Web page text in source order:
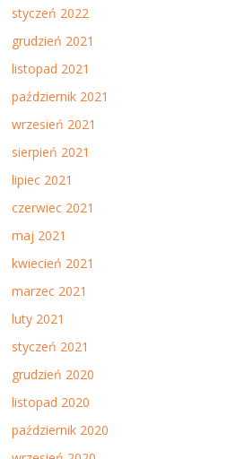
styczeń 2022
grudzień 2021
listopad 2021
październik 2021
wrzesień 2021
sierpień 2021
lipiec 2021
czerwiec 2021
maj 2021
kwiecień 2021
marzec 2021
luty 2021
styczeń 2021
grudzień 2020
listopad 2020
październik 2020